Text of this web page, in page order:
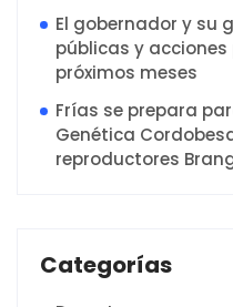
El gobernador y su
públicas y
próximos meses
Frías se prepara
Genética
reproductores
Categorías